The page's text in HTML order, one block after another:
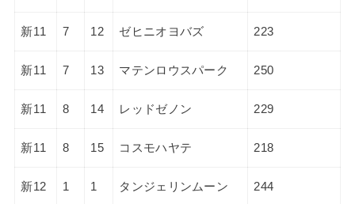
新11 7 12 ゼヒニオヨバズ 223
新11 7 13 マテンロウスパーク 250
新11 8 14 レッドゼノン 229
新11 8 15 コスモハヤテ 218
新12 1 1 タンジェリンムーン 244